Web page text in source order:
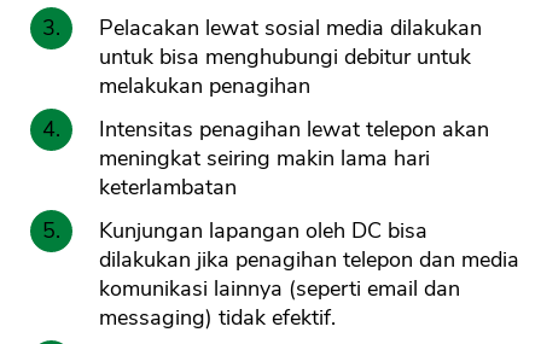
Pelacakan lewat sosial media dilakukan
untuk bisa menghubungi debitur untuk
melakukan penagihan
Intensitas penagihan lewat telepon akan
meningkat seiring makin lama hari
keterlambatan
Kunjungan lapangan oleh DC bisa
dilakukan jika penagihan telepon dan media
komunikasi lainnya (seperti email dan
messaging) tidak efektif.